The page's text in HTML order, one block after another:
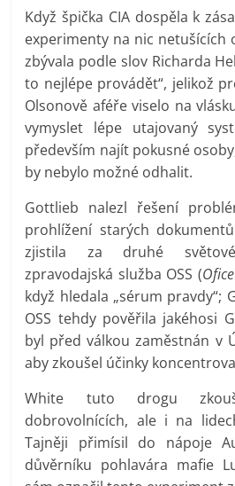
Když špička CIA dospěla k
experimenty na nic netušících
zbývala podle slov Richarda
to nejlépe provádět“, jelikož
Olsonově aféře viselo na
vymyslet lépe utajovaný
především najít pokusné
by nebylo možné odhalit.
Gottlieb nalezl řešení
prohlížení starých
zjistila za druhé
zpravodajská služba OSS (
když hledala „sérum pravdy“;
OSS tehdy pověřila jakéhosi
byl před válkou zaměstnán v
aby zkoušel účinky
White tuto drogu
dobrovolnících, ale i na
Tajněji přimísil do nápoje
důvěrníku pohlavára mafie